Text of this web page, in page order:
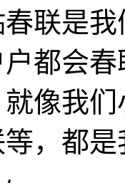
是我
都会
像我
，都